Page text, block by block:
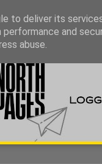
to deliver its
performance and
abuse.